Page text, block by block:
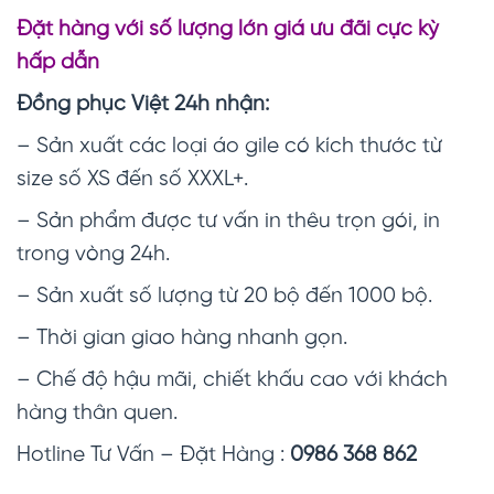
Đặt hàng với số lượng lớn giá ưu đãi cực kỳ
hấp dẫn
Đồng phục Việt 24h nhận:
– Sản xuất các loại áo gile có kích thước từ
size số XS đến số XXXL+.
– Sản phẩm được tư vấn in thêu trọn gói, in
trong vòng 24h.
– Sản xuất số lượng từ 20 bộ đến 1000 bộ.
– Thời gian giao hàng nhanh gọn.
– Chế độ hậu mãi, chiết khấu cao với khách
hàng thân quen.
Hotline Tư Vấn – Đặt Hàng : 0986 368 862